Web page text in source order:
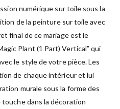
numérique sur toile sous la
de la peinture sur toile avec
final de ce mariage est le
Plant (1 Part) Vertical” qui
le style de votre pièce. Les
de chaque intérieur et lui
murale sous la forme des
dans la décoration